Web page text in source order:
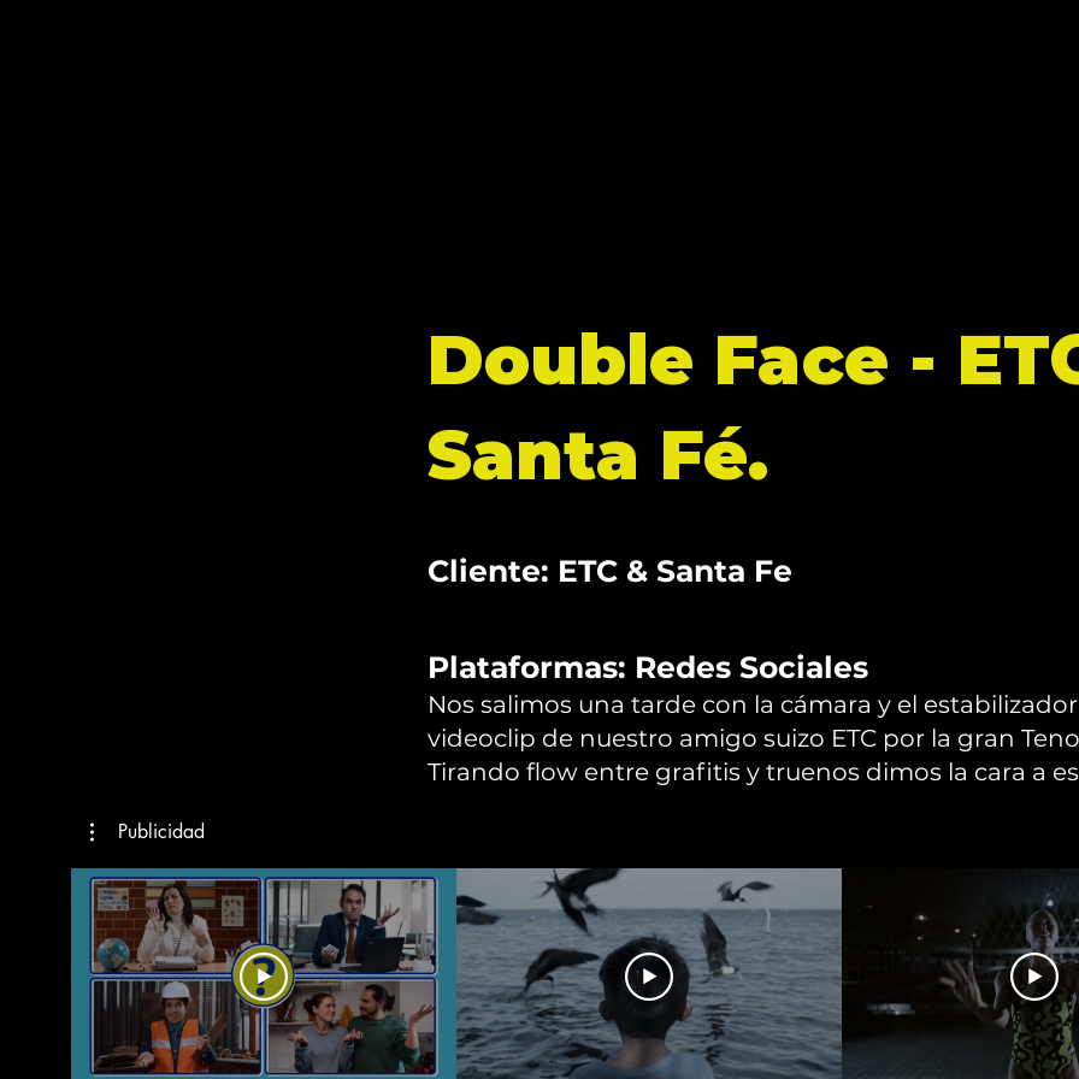
Double Face -
Santa Fé.
Cliente: ETC & Santa Fe
Plataformas: Redes Sociales
Nos salimos una tarde con la cámara y el
videoclip de nuestro amigo suizo ETC por la gran
Tirando flow entre grafitis y truenos dimos la cara a
Publicidad